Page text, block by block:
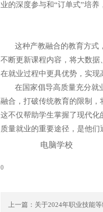
业的深度参与和“订单式”培养
这种产教融合的教育方式，
不断更新课程内容，将大数
在就业过程中更具优势，实现
在国家倡导高质量充分就业
融合，打破传统教育的限制，
这不仅帮助学生掌握了现代
质量就业的重要途径，是他们
电脑学校
0
上一篇： 关于2024年职业技能